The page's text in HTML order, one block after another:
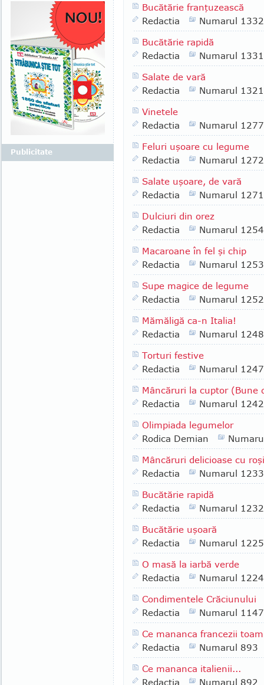
Bucătărie franţuzească
Redactia
Numarul 1332
Bucătărie rapidă
Redactia
Numarul 1331
Salate de vară
Redactia
Numarul 1321
Vinetele
Redactia
Numarul 1277
Feluri uşoare cu legume
Redactia
Numarul 1272
Salate uşoare, de vară
Redactia
Numarul 1271
Dulciuri din orez
Redactia
Numarul 1254
Macaroane în fel şi chip
Redactia
Numarul 1253
Supe magice de legume
Redactia
Numarul 1252
Mămăligă ca-n Italia!
Redactia
Numarul 1248
Torturi festive
Redactia
Numarul 1247
Mâncăruri la cuptor (Bune
Redactia
Numarul 1242
Olimpiada legumelor
Rodica Demian
Mâncăruri delicioase cu
Redactia
Numarul 1233
Bucătărie rapidă
Redactia
Numarul 1232
Bucătărie uşoară
Redactia
Numarul 1225
O masă la iarbă verde
Redactia
Numarul 1224
Condimentele Crăciunului
Redactia
Numarul 1147
Ce mananca francezii
Redactia
Numarul 893
Ce mananca italienii...
Redactia
Numarul 892
Publicitate